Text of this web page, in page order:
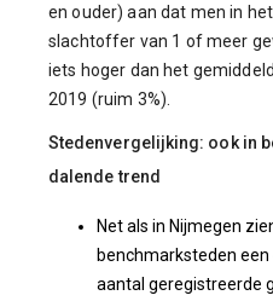
en ouder) aan dat men in
slachtoffer van 1 of meer
iets hoger dan het
2019 (ruim 3%).
Stedenvergelijking: ook in
dalende trend
Net als in Nijmegen
benchmarksteden
aantal geregistreerde